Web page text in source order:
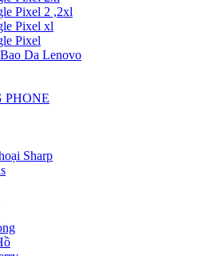
Pixel 2 ,2xl
Pixel xl
Pixel
Da Lenovo
PHONE
Sharp